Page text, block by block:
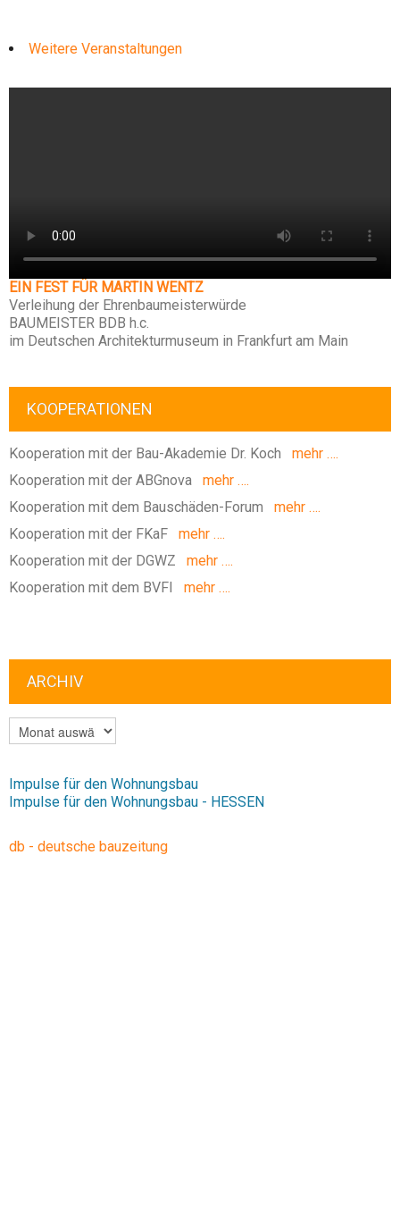
Weitere Veranstaltungen
EIN FEST FÜR MARTIN WENTZ
Verleihung der Ehrenbaumeisterwürde
BAUMEISTER BDB h.c.
im Deutschen Architekturmuseum in Frankfurt am Main
KOOPERATIONEN
Kooperation mit der Bau-Akademie Dr. Koch mehr ….
Kooperation mit der ABGnova mehr ….
Kooperation mit dem Bauschäden-Forum mehr ….
Kooperation mit der FKaF mehr ….
Kooperation mit der DGWZ mehr ….
Kooperation mit dem BVFI
mehr ….
ARCHIV
ARCHIV
Impulse für den Wohnungsbau
Impulse für den Wohnungsbau - HESSEN
db - deutsche bauzeitung